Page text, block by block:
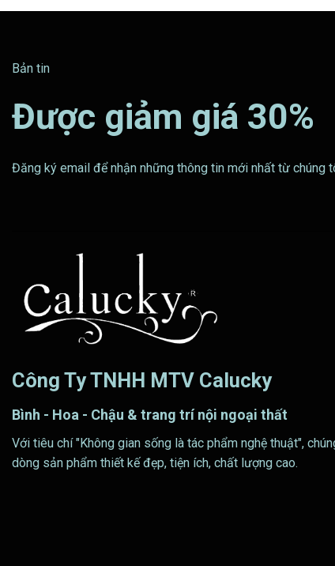
1.115.000 ₫
Bản tin
Được giảm giá 30%
Đăng ký email để nhận những thông tin mới nhất từ chúng
Công Ty TNHH MTV Calucky
Bình - Hoa - Chậu & trang trí nội ngoại thất
Với tiêu chí "Không gian sống là tác phẩm nghệ thuật",
dòng sản phẩm thiết kế đẹp, tiện ích, chất lượng cao.